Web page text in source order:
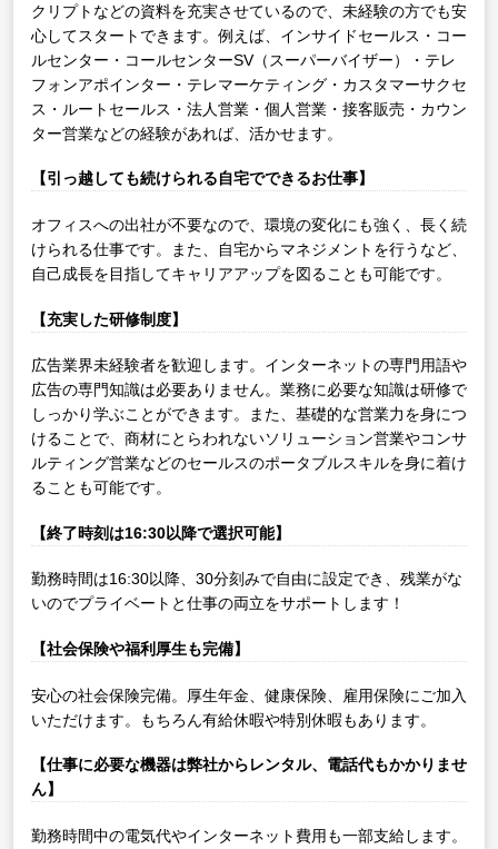
クリプトなどの資料を充実させているので、未経験の方でも安
心してスタートできます。例えば、インサイドセールス・コー
ルセンター・コールセンターSV（スーパーバイザー）・テレ
フォンアポインター・テレマーケティング・カスタマーサクセ
ス・ルートセールス・法人営業・個人営業・接客販売・カウン
ター営業などの経験があれば、活かせます。
【引っ越しても続けられる自宅でできるお仕事】
オフィスへの出社が不要なので、環境の変化にも強く、長く続
けられる仕事です。また、自宅からマネジメントを行うなど、
自己成長を目指してキャリアアップを図ることも可能です。
【充実した研修制度】
広告業界未経験者を歓迎します。インターネットの専門用語や
広告の専門知識は必要ありません。業務に必要な知識は研修で
しっかり学ぶことができます。また、基礎的な営業力を身につ
けることで、商材にとらわれないソリューション営業やコンサ
ルティング営業などのセールスのポータブルスキルを身に着け
ることも可能です。
【終了時刻は16:30以降で選択可能】
勤務時間は16:30以降、30分刻みで自由に設定でき、残業がな
いのでプライベートと仕事の両立をサポートします！
【社会保険や福利厚生も完備】
安心の社会保険完備。厚生年金、健康保険、雇用保険にご加入
いただけます。もちろん有給休暇や特別休暇もあります。
【仕事に必要な機器は弊社からレンタル、電話代もかかりませ
ん】
勤務時間中の電気代やインターネット費用も一部支給します。